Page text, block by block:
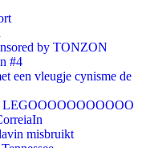
by TONZON
#4
een vleugje cynisme de
LEGOOOOOOOOOOO
misbruikt